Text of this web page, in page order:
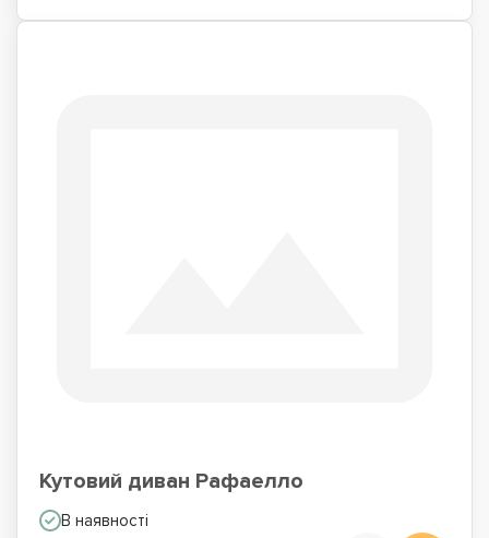
Кутовий диван Рафаелло
В наявності